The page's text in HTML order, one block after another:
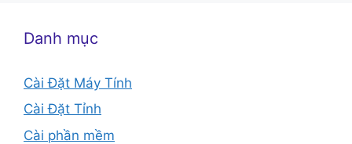
Danh mục
Cài Đặt Máy Tính
Cài Đặt Tỉnh
Cài phần mềm